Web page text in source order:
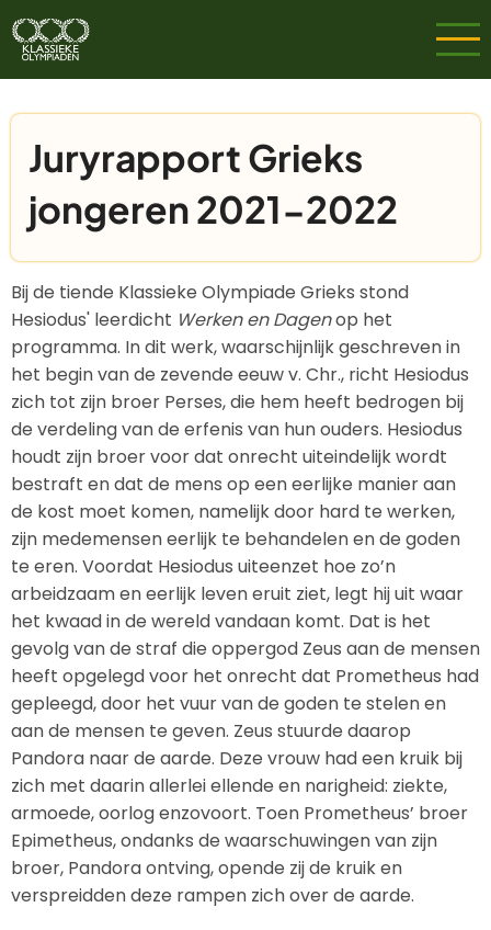
Overslaan
en
naar
inhoud
gaanJuryrapport Grieks
jongeren 2021-2022
Bij de tiende Klassieke Olympiade Grieks stond
Hesiodus' leerdicht Werken en Dagenop het
programma. In dit werk, waarschijnlijk geschreven in
het begin van de zevende eeuw v. Chr., richt Hesiodus
zich tot zijn broer Perses, die hem heeft bedrogen bij
de verdeling van de erfenis van hun ouders. Hesiodus
houdt zijn broer voor dat onrecht uiteindelijk wordt
bestraft en dat de mens op een eerlijke manier aan
de kost moet komen, namelijk door hard te werken,
zijn medemensen eerlijk te behandelen en de goden
te eren. Voordat Hesiodus uiteenzet hoe zo’n
arbeidzaam en eerlijk leven eruit ziet, legt hij uit waar
het kwaad in de wereld vandaan komt. Dat is het
gevolg van de straf die oppergod Zeus aan de mensen
heeft opgelegd voor het onrecht dat Prometheus had
gepleegd, door het vuur van de goden te stelen en
aan de mensen te geven. Zeus stuurde daarop
Pandora naar de aarde. Deze vrouw had een kruik bij
zich met daarin allerlei ellende en narigheid: ziekte,
armoede, oorlog enzovoort. Toen Prometheus’ broer
Epimetheus, ondanks de waarschuwingen van zijn
broer, Pandora ontving, opende zij de kruik en
verspreidden deze rampen zich over de aarde.